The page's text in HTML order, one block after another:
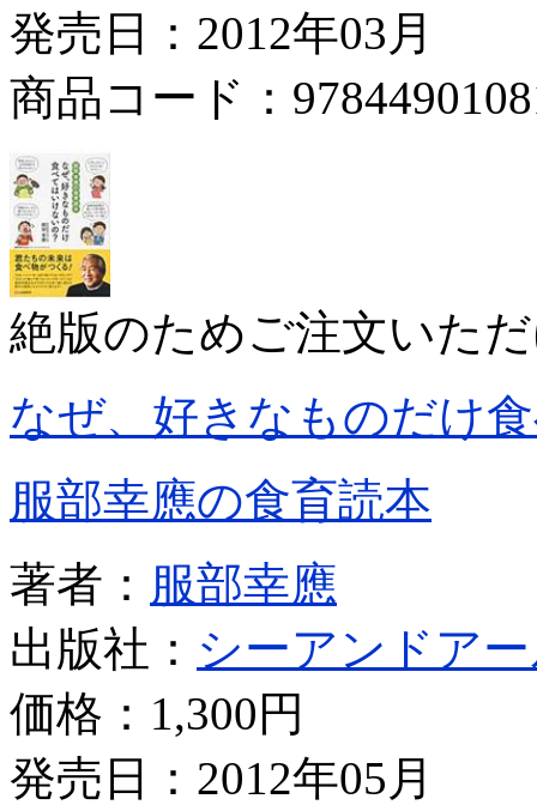
発売日：2012年03月
商品コード：
絶版のためご注文いた
なぜ、好きなものだけ
服部幸應の食育読本
著者： 服部幸應
出版社： シーアンドア
価格： 1,300円
発売日：2012年05月